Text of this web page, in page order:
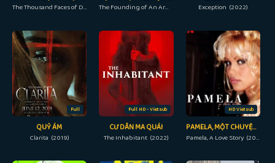
The Thousand Faces of Dunshu 2 (2023) The Founding of An Army (2017) Exception (2022)
Full
QUỶ ÁM
Clarita (2019)
Full HD - Vietsub
CƯ DÂN MA QUÁI
The Inhabitant (2022)
HD Vietsub
PAMELA, MỘT CHUYỆN TÌNH
Pamela, A Love Story (2023)